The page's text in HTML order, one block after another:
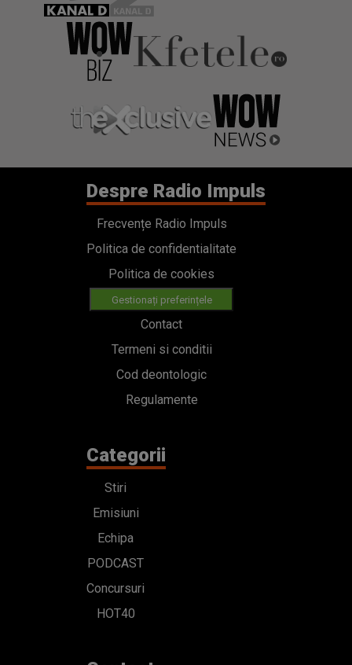
Despre Radio Impuls
Frecvențe Radio Impuls
Politica de confidentialitate
Politica de cookies
Gestionați preferințele
Contact
Termeni si conditii
Cod deontologic
Regulamente
Categorii
Stiri
Emisiuni
Echipa
PODCAST
Concursuri
HOT40